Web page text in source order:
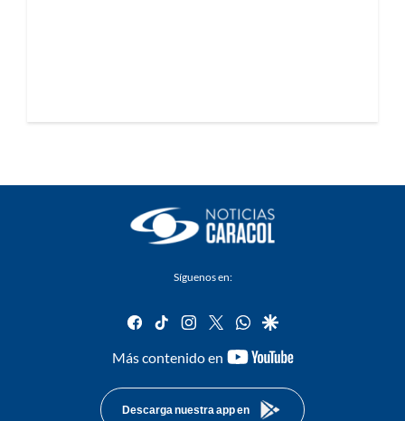
Síguenos en:
facebook
tiktok instagram
twitterwhatsapp
google
Más contenido en
youtube-
Descarga nuestra app en